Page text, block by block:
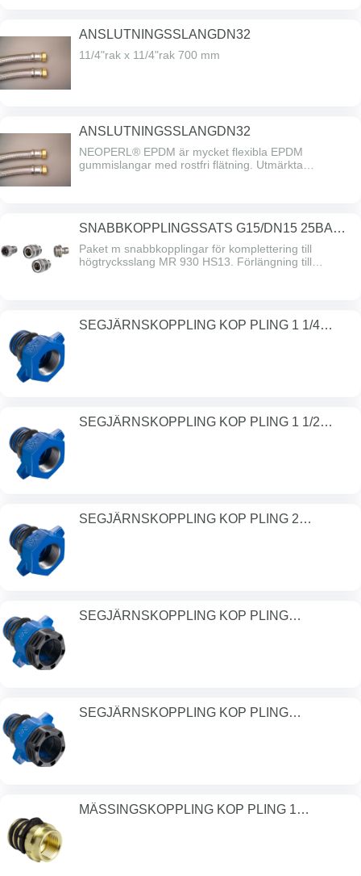
ANSLUTNINGSSLANGDN32
11/4"rak x 11/4"rak 700 mm
ANSLUTNINGSSLANGDN32
NEOPERL® EPDM är mycket flexibla EPDM
gummislangar med rostfri flätning. Utmärkta
SNABBKOPPLINGSSATS G15/DN15 25BAR
SNA
Paket m snabbkopplingar för komplettering till
högtrycksslang MR 930 HS13. Förlängning till
SEGJÄRNSKOPPLING KOP PLING 1 1/4
SEGJÄRNSKOPPLING KOP PLING 1 1/2
SEGJÄRNSKOPPLING KOP PLING 2
SEGJÄRNSKOPPLING KOP PLING
SEGJÄRNSKOPPLING KOP PLING
MÄSSINGSKOPPLING KOP PLING 1